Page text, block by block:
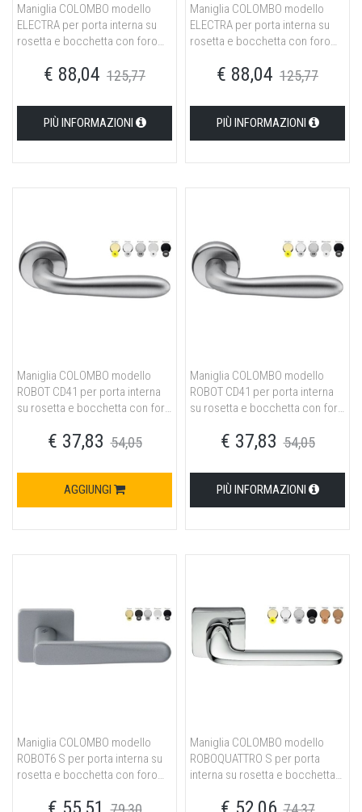
Maniglia COLOMBO modello
ELECTRA per porta interna su
rosetta e bocchetta con foro
€ 88,04 125,77
PIÙ INFORMAZIONI
Maniglia COLOMBO modello
ELECTRA per porta interna su
rosetta e bocchetta con foro
€ 88,04 125,77
PIÙ INFORMAZIONI
Maniglia COLOMBO modello
ROBOT CD41 per porta interna
su rosetta e bocchetta con foro
€ 37,83 54,05
AGGIUNGI
Maniglia COLOMBO modello
ROBOT CD41 per porta interna
su rosetta e bocchetta con foro
€ 37,83 54,05
PIÙ INFORMAZIONI
Maniglia COLOMBO modello
ROBOT6 S per porta interna su
rosetta e bocchetta con foro
Maniglia COLOMBO modello
ROBOQUATTRO S per porta
interna su rosetta e bocchetta
neromat